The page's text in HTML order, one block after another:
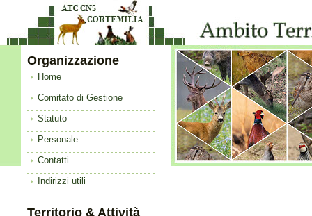
Organizzazione
Home
Comitato di Gestione
Statuto
Personale
Contatti
Indirizzi utili
Territorio & Attività